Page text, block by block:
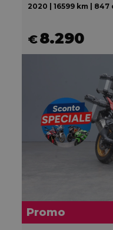
2020 | 16599 km | 847
€8.290
Promo